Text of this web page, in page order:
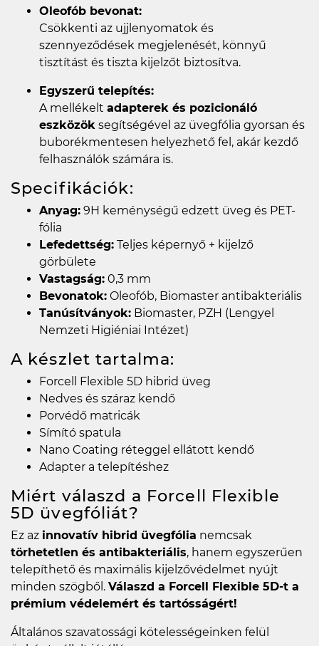
Oleofób bevonat:
Csökkenti az ujjlenyomatok és
szennyeződések megjelenését, könnyű
tisztítást és tiszta kijelzőt biztosítva.
Egyszerű telepítés:
A mellékelt adapterek és pozicionáló
eszközök segítségével az üvegfólia gyorsan és
buborékmentesen helyezhető fel, akár kezdő
felhasználók számára is.
Specifikációk:
Anyag: 9H keménységű edzett üveg és PET-
fólia
Lefedettség: Teljes képernyő + kijelző
görbülete
Vastagság: 0,3 mm
Bevonatok: Oleofób, Biomaster antibakteriális
Tanúsítványok: Biomaster, PZH (Lengyel
Nemzeti Higiéniai Intézet)
A készlet tartalma:
Forcell Flexible 5D hibrid üveg
Nedves és száraz kendő
Porvédő matricák
Símító spatula
Nano Coating réteggel ellátott kendő
Adapter a telepítéshez
Miért válaszd a Forcell Flexible
5D üvegfóliát?
Ez az innovatív hibrid üvegfólia nemcsak
törhetetlen és antibakteriális, hanem egyszerűen
telepíthető és maximális kijelzővédelmet nyújt
minden szögből. Válaszd a Forcell Flexible 5D-t a
prémium védelemért és tartósságért!
Általános szavatossági kötelességeinken felül